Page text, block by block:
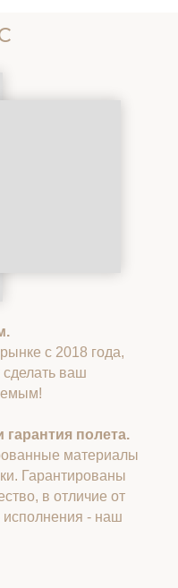
с 2018 года,
ваш
гарантия полета.
материалы
Гарантированы
в отличие от
исполнения - наш